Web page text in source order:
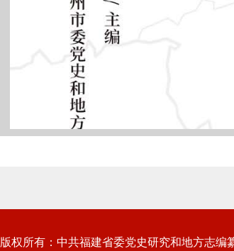
版权所有：中共福建省委党史研究和地方志编